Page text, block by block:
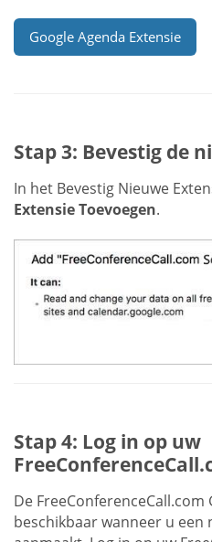
Google Agenda Extensie
Stap 3: Bevestig de
In het Bevestig Nieuwe
Extensie Toevoegen.
Stap 4: Log in op uw
De
beschikbaar wanneer u een